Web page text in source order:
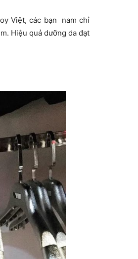
Việt, các bạn nam chỉ
Hiệu quả dưỡng da đạt